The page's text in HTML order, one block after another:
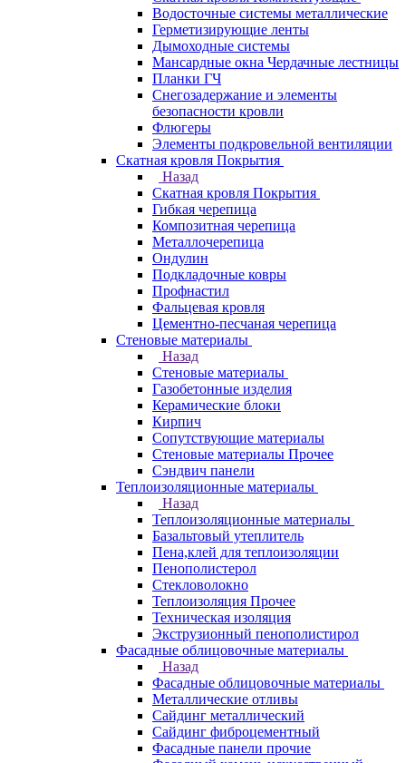
Водосточные системы металлические
Герметизирующие ленты
Дымоходные системы
Мансардные окна Чердачные лестницы
Планки ГЧ
Снегозадержание и элементы
безопасности кровли
Флюгеры
Элементы подкровельной вентиляции
Скатная кровля Покрытия
Назад
Скатная кровля Покрытия
Гибкая черепица
Композитная черепица
Металлочерепица
Ондулин
Подкладочные ковры
Профнастил
Фальцевая кровля
Цементно-песчаная черепица
Стеновые материалы
Назад
Стеновые материалы
Газобетонные изделия
Керамические блоки
Кирпич
Сопутствующие материалы
Стеновые материалы Прочее
Сэндвич панели
Теплоизоляционные материалы
Назад
Теплоизоляционные материалы
Базальтовый утеплитель
Пена,клей для теплоизоляции
Пенополистерол
Стекловолокно
Теплоизоляция Прочее
Техническая изоляция
Экструзионный пенополистирол
Фасадные облицовочные материалы
Назад
Фасадные облицовочные материалы
Металлические отливы
Сайдинг металлический
Сайдинг фиброцементный
Фасадные панели прочие